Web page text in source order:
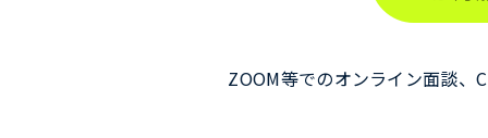
ZOOM等でのオンライン面談